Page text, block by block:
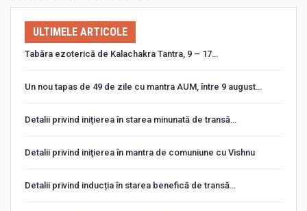
ULTIMELE ARTICOLE
Tabăra ezoterică de Kalachakra Tantra, 9 – 17…
Un nou tapas de 49 de zile cu mantra AUM, între 9 august…
Detalii privind inițierea în starea minunată de transă…
Detalii privind iniţierea în mantra de comuniune cu Vishnu
Detalii privind inducția în starea benefică de transă…